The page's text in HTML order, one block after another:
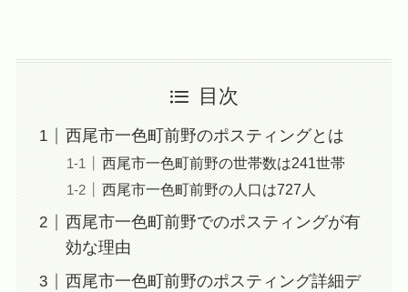
目次
西尾市一色町前野のポスティングとは
西尾市一色町前野の世帯数は241世帯
西尾市一色町前野の人口は727人
西尾市一色町前野でのポスティングが有
効な理由
西尾市一色町前野のポスティング詳細デ